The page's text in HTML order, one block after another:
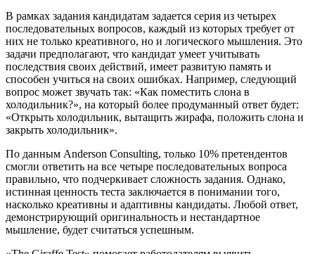
В рамках задания кандидатам задается серия из четырех
последовательных вопросов, каждый из которых требует от
них не только креативного, но и логического мышления. Это
задачи предполагают, что кандидат умеет учитывать
последствия своих действий, имеет развитую память и
способен учиться на своих ошибках. Например, следующий
вопрос может звучать так: «Как поместить слона в
холодильник?», на который более продуманный ответ будет:
«Открыть холодильник, вытащить жирафа, положить слона и
закрыть холодильник».
По данным Anderson Consulting, только 10% претендентов
смогли ответить на все четыре последовательных вопроса
правильно, что подчеркивает сложность задания. Однако,
истинная ценность теста заключается в понимании того,
насколько креативны и адаптивны кандидаты. Любой ответ,
демонстрирующий оригинальность и нестандартное
мышление, будет считаться успешным.